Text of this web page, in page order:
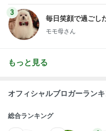
3
毎日笑顔で過ごし
モモ母さん
もっと見る
オフィシャルブロガーラン
総合ランキング